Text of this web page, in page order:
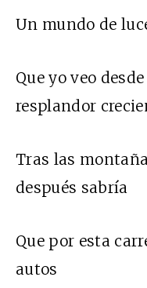
Un mundo de
Que yo veo
resplandor
Tras las
después sabría
Que por esta
autos